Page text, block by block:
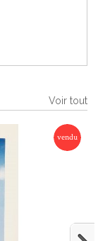
Voir tout
vendu